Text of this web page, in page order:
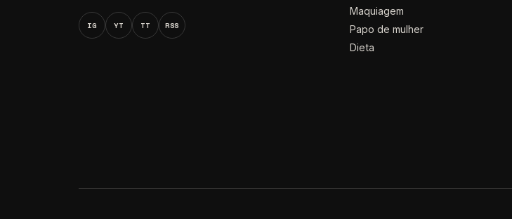
IG YT TT RSS
Maquiagem
Papo de mulher
Dieta